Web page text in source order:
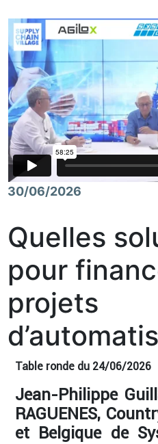
30/06/2026
Quelles
pour
projets
Table ronde du 24/06/2026
Jean-Philippe
RAGUENES,
et Belgique de